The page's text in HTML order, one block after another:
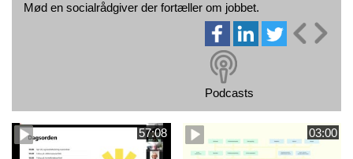
Mød en socialrådgiver der fortæller om jobbet.
Podcasts
57:08 03:00